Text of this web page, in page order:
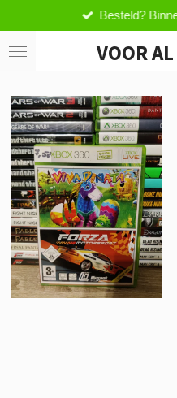
direct
naar
VOOR
Besteld?